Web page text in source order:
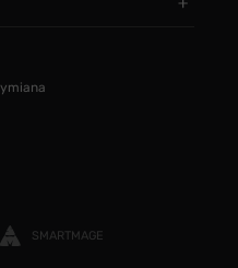
SMARTMAGE